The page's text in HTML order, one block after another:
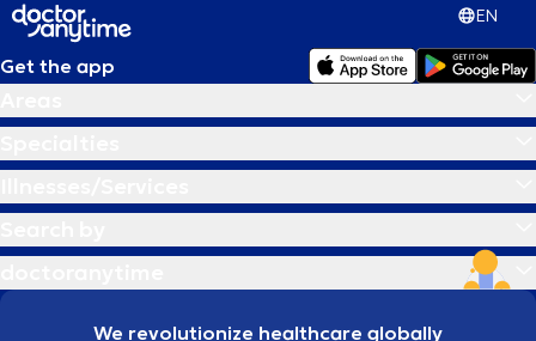
EN
Get the app
We revolutionize healthcare globally